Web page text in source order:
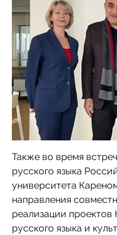
Также во время
русского языка
университета
направления
реализации
русского языка и